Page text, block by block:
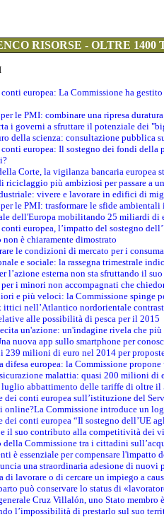
RISORSE - OLTRE
europea: La Commissione ha
le PMI: combinare una ripresa
i governi a sfruttare il potenziale dei
della scienza: consultazione pubblica
europea: Il sostegno dei fondi
Corte, la vigilanza bancaria europea
riciclaggio più ambiziosi per passare a
vivere e lavorare in edifici di
le PMI: trasformare le sfide
dell'Europa mobilitando 25 miliardi di
europea, l’impatto del sostegno
è chiaramente dimostrato
le condizioni di mercato per i
e sociale: la rassegna trimestrale
l’azione esterna non sta sfruttando il
per i minori non accompagnati che
e più veloci: la Commissione spinge
ittici nell’Atlantico nordorientale
alle possibilità di pesca per il 2015
un'azione: un'indagine rivela che
nuova app sullo smartphone per
239 milioni di euro nel 2014 per
difesa europea: la Commissione
malattia: quasi 200 milioni di
luglio abbattimento delle tariffe di oltre il
dei conti europea sull’istituzione del
online?La Commissione introduce un
dei conti europea “Il sostegno
e il suo contributo alla competitività dei
della Commissione tra i cittadini
è essenziale per compensare l'impatto
una straordinaria adesione di nuovi
di lavorare o di cercare un impiego a
può conservare lo status di
Cruz Villalón, uno Stato
l’impossibilità di prestarlo sul suo